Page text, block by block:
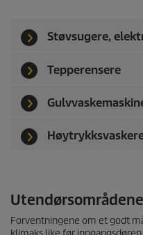
Støvsugere,
Tepperensere
Utendørsområdene
Forventningene om et godt